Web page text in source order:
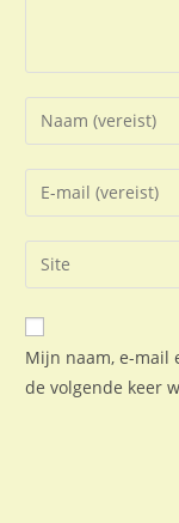
Mijn naam, e-mail
de volgende keer